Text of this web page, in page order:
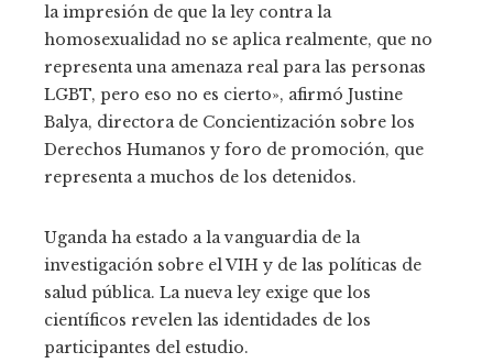
la impresión de que la ley contra la
homosexualidad no se aplica realmente, que no
representa una amenaza real para las personas
LGBT, pero eso no es cierto», afirmó Justine
Balya, directora de Concientización sobre los
Derechos Humanos y foro de promoción, que
representa a muchos de los detenidos.
Uganda ha estado a la vanguardia de la
investigación sobre el VIH y de las políticas de
salud pública. La nueva ley exige que los
científicos revelen las identidades de los
participantes del estudio.